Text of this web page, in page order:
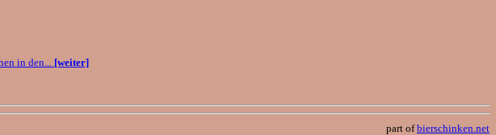
in den... [weiter]
part ofbierschinken.net